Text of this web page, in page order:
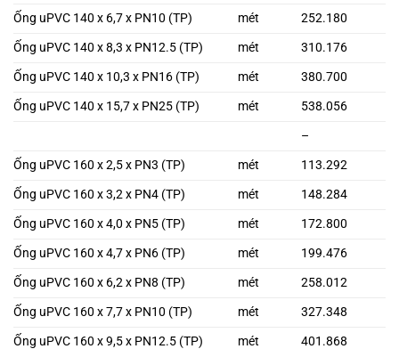
Ống uPVC 140 x 6,7 x PN10 (TP) mét 252.180
Ống uPVC 140 x 8,3 x PN12.5 (TP) mét 310.176
Ống uPVC 140 x 10,3 x PN16 (TP) mét 380.700
Ống uPVC 140 x 15,7 x PN25 (TP) mét 538.056
–
Ống uPVC 160 x 2,5 x PN3 (TP) mét 113.292
Ống uPVC 160 x 3,2 x PN4 (TP) mét 148.284
Ống uPVC 160 x 4,0 x PN5 (TP) mét 172.800
Ống uPVC 160 x 4,7 x PN6 (TP) mét 199.476
Ống uPVC 160 x 6,2 x PN8 (TP) mét 258.012
Ống uPVC 160 x 7,7 x PN10 (TP) mét 327.348
Ống uPVC 160 x 9,5 x PN12.5 (TP) mét 401.868